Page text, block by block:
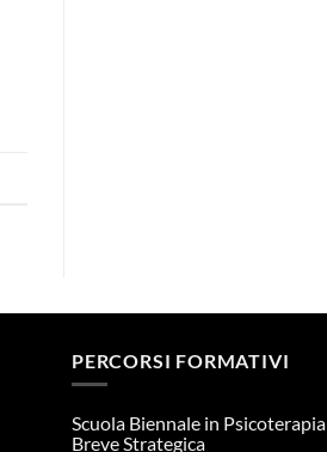
PERCORSI FORMATIVI
Scuola Biennale in Psicoterapia
Breve Strategica